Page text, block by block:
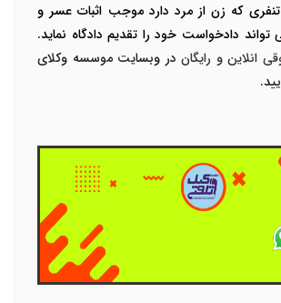
تنفری که زن از مرد دارد موجب اثبات عسر و
دادخواست خود را تقدیم دادگاه نماید.
انلاین و رایگاندر وبسایت موسسه وکلای